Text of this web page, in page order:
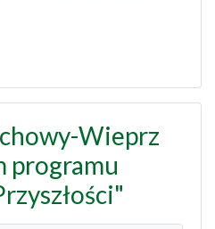
Wieprz
programu